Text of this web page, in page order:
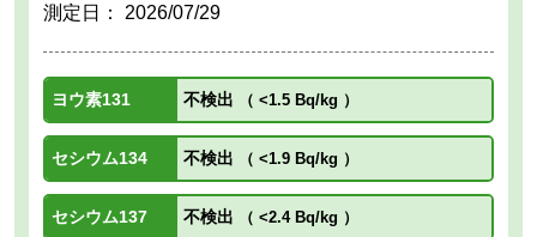
測定日： 2026/07/29
ヨウ素131 不検出 （ <1.5 Bq/kg ）
セシウム134 不検出 （ <1.9 Bq/kg ）
セシウム137 不検出 （ <2.4 Bq/kg ）